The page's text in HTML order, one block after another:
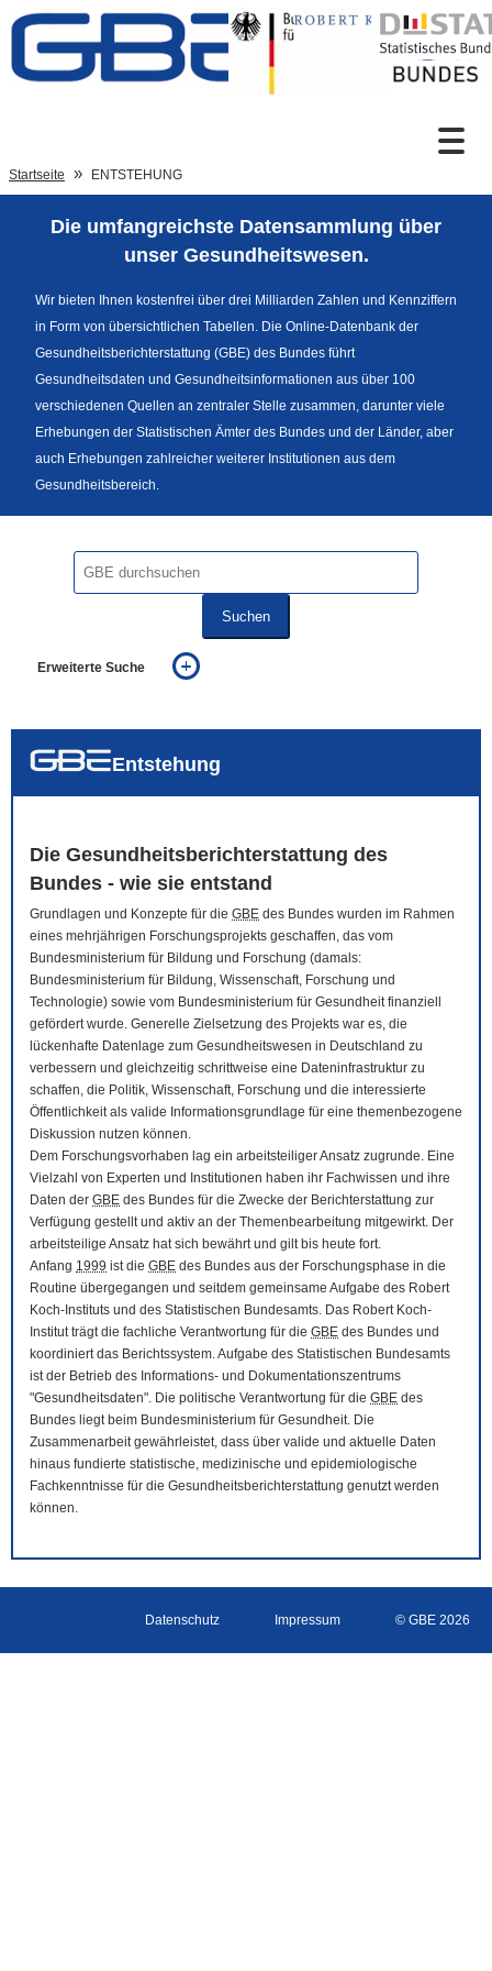
Zum Inhalt
Sprachumschaltung
Fußzeile
Startseite ENTSTEHUNG
Die umfangreichste Datensammlung über
unser Gesundheitswesen.
Wir bieten Ihnen kostenfrei über drei Milliarden Zahlen und Kennziffern
in Form von übersichtlichen Tabellen. Die Online-Datenbank der
Gesundheitsberichterstattung (GBE) des Bundes führt
Gesundheitsdaten und Gesundheitsinformationen aus über 100
verschiedenen Quellen an zentraler Stelle zusammen, darunter viele
Erhebungen der Statistischen Ämter des Bundes und der Länder, aber
auch Erhebungen zahlreicher weiterer Institutionen aus dem
Gesundheitsbereich.
Suchen
Erweiterte Suche
auch in allen Texten suchen (Volltextsuche)
Entstehung
Die Gesundheitsberichterstattung des
Bundes - wie sie entstand
Grundlagen und Konzepte für die GBE des Bundes wurden im Rahmen
eines mehrjährigen Forschungsprojekts geschaffen, das vom
Bundesministerium für Bildung und Forschung (damals:
Bundesministerium für Bildung, Wissenschaft, Forschung und
Technologie) sowie vom Bundesministerium für Gesundheit finanziell
gefördert wurde. Generelle Zielsetzung des Projekts war es, die
lückenhafte Datenlage zum Gesundheitswesen in Deutschland zu
verbessern und gleichzeitig schrittweise eine Dateninfrastruktur zu
schaffen, die Politik, Wissenschaft, Forschung und die interessierte
Öffentlichkeit als valide Informationsgrundlage für eine themenbezogene
Diskussion nutzen können.
Dem Forschungsvorhaben lag ein arbeitsteiliger Ansatz zugrunde. Eine
Vielzahl von Experten und Institutionen haben ihr Fachwissen und ihre
Daten der GBE des Bundes für die Zwecke der Berichterstattung zur
Verfügung gestellt und aktiv an der Themenbearbeitung mitgewirkt. Der
arbeitsteilige Ansatz hat sich bewährt und gilt bis heute fort.
Anfang 1999 ist die GBE des Bundes aus der Forschungsphase in die
Routine übergegangen und seitdem gemeinsame Aufgabe des Robert
Koch-Instituts und des Statistischen Bundesamts. Das Robert Koch-
Institut trägt die fachliche Verantwortung für die GBE des Bundes und
koordiniert das Berichtssystem. Aufgabe des Statistischen Bundesamts
ist der Betrieb des Informations- und Dokumentationszentrums
"Gesundheitsdaten". Die politische Verantwortung für die GBE des
Bundes liegt beim Bundesministerium für Gesundheit. Die
Zusammenarbeit gewährleistet, dass über valide und aktuelle Daten
hinaus fundierte statistische, medizinische und epidemiologische
Fachkenntnisse für die Gesundheitsberichterstattung genutzt werden
können.
Datenschutz Impressum © GBE 2026